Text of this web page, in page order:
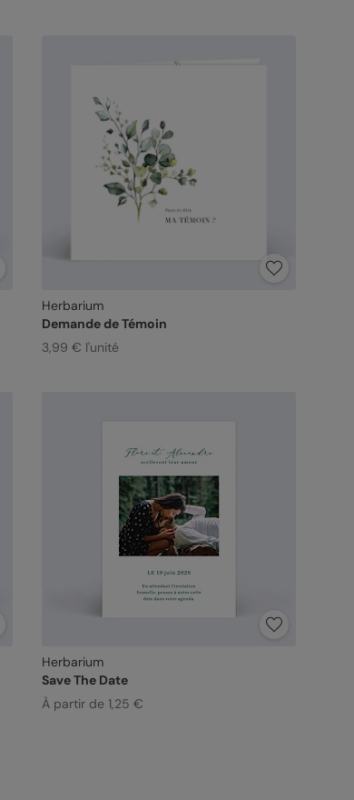
Herbarium
Demande de Témoin
3,99 € l'unité
Herbarium
Save The Date
À partir de 1,25 €